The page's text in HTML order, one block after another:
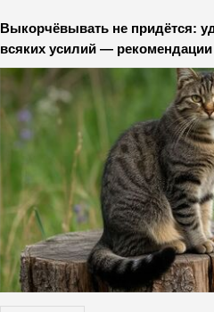
Выкорчёвывать не придётся:
всяких усилий —